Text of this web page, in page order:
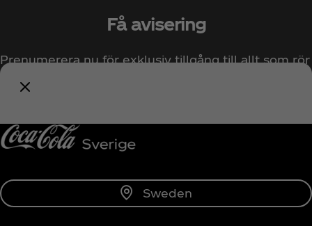
Få avisering
Prenumerera nu för exklusiv tillgång till allt som rör
Coca‑Cola!
Sweden